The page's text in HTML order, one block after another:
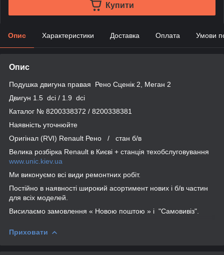
Купити
Опис Характеристики Доставка Оплата Умови
Опис
Подушка двигуна правая Рено Сценік 2, Меган 2
Двигун 1.5 dci / 1.9 dci
Каталог № 8200338372 / 8200338381
Наявність уточнюйте
Оригінал (RVI) Renault Рено / стан б/в
Велика розбірка Renault в Києві + станція техобслуговування
www.unic.kiev.ua
Ми виконуємо всі види ремонтних робіт.
Постійно в наявності широкий асортимент нових і б/в частин
для всіх моделей.
Висилаємо замовлення « Новою поштою » і "Самовивіз".
Приховати